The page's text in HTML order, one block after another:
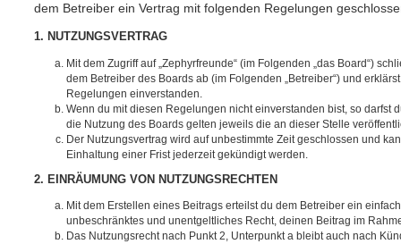
dem Betreiber ein Vertrag mit folgenden Regelungen
1. NUTZUNGSVERTRAG
Mit dem Zugriff auf „Zephyrfreunde“ (im Folgenden „das Board“)
dem Betreiber des Boards ab (im Folgenden „Betreiber“) und
Regelungen einverstanden.
Wenn du mit diesen Regelungen nicht einverstanden bist, so darfst
die Nutzung des Boards gelten jeweils die an dieser Stelle
Der Nutzungsvertrag wird auf unbestimmte Zeit geschlossen und
Einhaltung einer Frist jederzeit gekündigt werden.
2. EINRÄUMUNG VON NUTZUNGSRECHTEN
Mit dem Erstellen eines Beitrags erteilst du dem Betreiber ein
unbeschränktes und unentgeltliches Recht, deinen Beitrag im
Das Nutzungsrecht nach Punkt 2, Unterpunkt a bleibt auch nach